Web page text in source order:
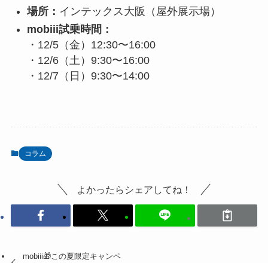
場所： インテックス大阪（屋外展示場）
mobiii試乗時間：
・12/5（金）12:30〜16:00
・12/6（土）9:30〜16:00
・12/7（日）9:30〜14:00
コラム
よかったらシェアしてね！
mobiii🎁この夏限定キャンペ